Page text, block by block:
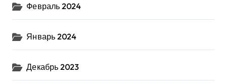
Февраль 2024
Январь 2024
Декабрь 2023